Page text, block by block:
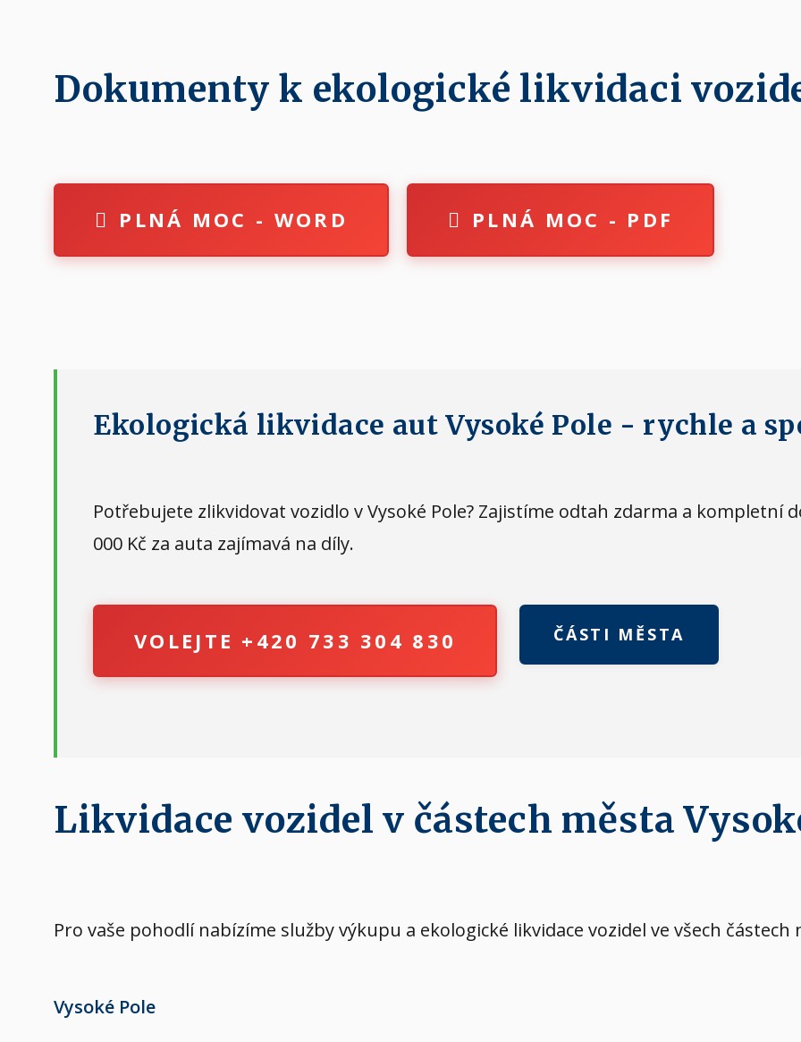
Dokumenty k ekologické likvidaci
PLNÁ MOC - WORD PLNÁ MOC - PDF
Ekologická likvidace aut Vysoké Pole - rychle a
Potřebujete zlikvidovat vozidlo v Vysoké Pole? Zajistíme odtah zdarma a kompletní
000 Kč za auta zajímavá na díly.
VOLEJTE +420 733 304 830 ČÁSTI MĚSTA
Likvidace vozidel v částech města
Pro vaše pohodlí nabízíme služby výkupu a ekologické likvidace vozidel ve všech částech
Vysoké Pole